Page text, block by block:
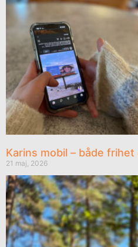
Karins mobil – både
21 maj, 2026